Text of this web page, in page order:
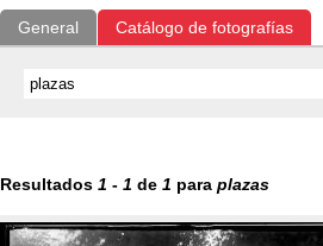
General Catálogo de fotografías
Resultados 1 - 1 de 1 para plazas